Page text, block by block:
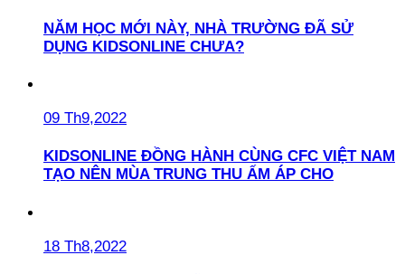
NĂM HỌC MỚI NÀY, NHÀ TRƯỜNG ĐÃ SỬ
DỤNG KIDSONLINE CHƯA?
09 Th9,2022
KIDSONLINE ĐỒNG HÀNH CÙNG CFC VIỆT NAM
TẠO NÊN MÙA TRUNG THU ẤM ÁP CHO
18 Th8,2022